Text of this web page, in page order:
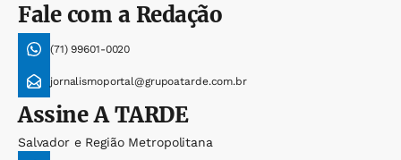
Fale com a Redação
(71) 99601-0020
jornalismoportal@grupoatarde.com.br
AssineA TARDE
Salvador e Região Metropolitana